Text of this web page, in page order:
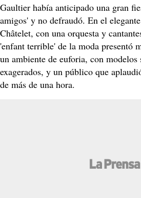
Gaultier había anticipado una gran
amigos' y no defraudó. En el
Châtelet, con una orquesta y
'enfant terrible' de la moda presentó
un ambiente de euforia, con modelos
exagerados, y un público que
de más de una hora.